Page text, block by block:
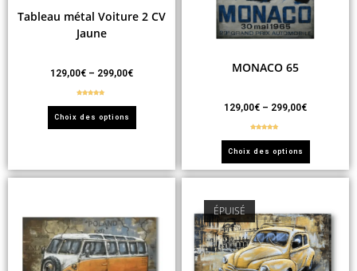
Tableau métal Voiture 2 CV
Jaune
129,00€ – 299,00€
Choix des options
MONACO 65
129,00€ – 299,00€
Choix des options
ÉPUISÉ